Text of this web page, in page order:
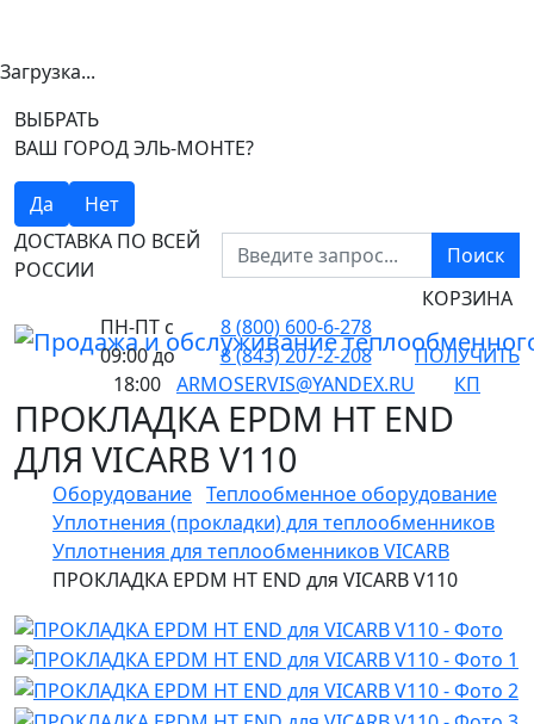
Загрузка...
ВЫБРАТЬ
ВАШ ГОРОД ЭЛЬ-МОНТЕ?
Да
Нет
ДОСТАВКА ПО ВСЕЙ
РОССИИ
Поиск
ПН-ПТ с
09:00 до
18:00
8 (800) 600-6-278
8 (843) 207-2-208
ARMOSERVIS@YANDEX.RU
КОРЗИНА
ПОЛУЧИТЬ
КП
ПРОКЛАДКА EPDM HT END
ДЛЯ VICARB V110
Оборудование Теплообменное оборудование
Уплотнения (прокладки) для теплообменников
Уплотнения для теплообменников VICARB
ПРОКЛАДКА EPDM HT END для VICARB V110